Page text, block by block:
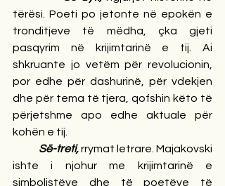
tërësi. Poeti po jetonte në epokën e
tronditjeve të mëdha, çka gjeti
pasqyrim në krijimtarinë e tij. Ai
shkruante jo vetëm për revolucionin,
por edhe për dashurinë, për vdekjen
dhe për tema të tjera, qofshin këto të
përjetshme apo edhe aktuale për
kohën e tij.
Së-treti, rrymat letrare. Majakovski
ishte i njohur me krijimtarinë e
simbolistëve dhe të poetëve të